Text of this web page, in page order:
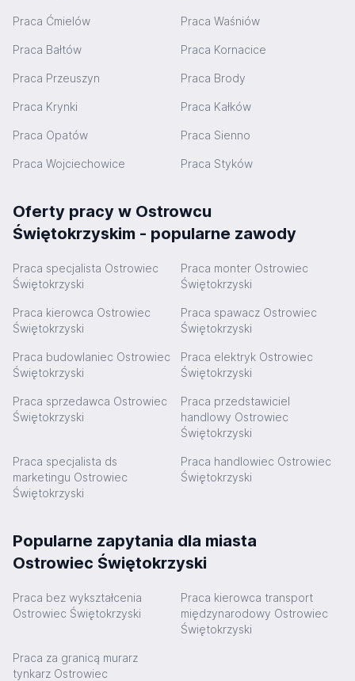
Praca Ćmielów Praca Waśniów
Praca Bałtów Praca Kornacice
Praca Przeuszyn Praca Brody
Praca Krynki Praca Kałków
Praca Opatów Praca Sienno
Praca Wojciechowice Praca Styków
Oferty pracy w Ostrowcu
Świętokrzyskim - popularne zawody
Praca specjalista Ostrowiec
Świętokrzyski
Praca monter Ostrowiec
Świętokrzyski
Praca kierowca Ostrowiec
Świętokrzyski
Praca spawacz Ostrowiec
Świętokrzyski
Praca budowlaniec Ostrowiec
Świętokrzyski
Praca elektryk Ostrowiec
Świętokrzyski
Praca sprzedawca Ostrowiec
Świętokrzyski
Praca przedstawiciel
handlowy Ostrowiec
Świętokrzyski
Praca specjalista ds
marketingu Ostrowiec
Świętokrzyski
Praca handlowiec Ostrowiec
Świętokrzyski
Popularne zapytania dla miasta
Ostrowiec Świętokrzyski
Praca bez wykształcenia
Ostrowiec Świętokrzyski
Praca kierowca transport
międzynarodowy Ostrowiec
Świętokrzyski
Praca za granicą murarz
tynkarz Ostrowiec